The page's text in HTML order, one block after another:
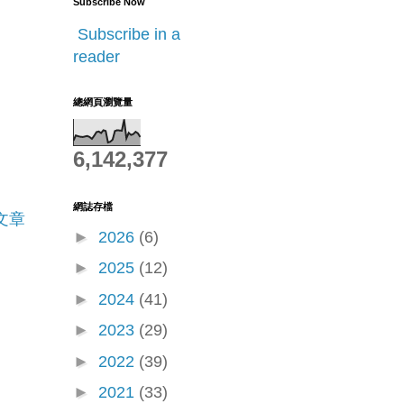
章
Subscribe in a
reader
總網頁瀏覽量
6,142,377
網誌存檔
► 2026 (6)
► 2025 (12)
► 2024 (41)
► 2023 (29)
► 2022 (39)
► 2021 (33)